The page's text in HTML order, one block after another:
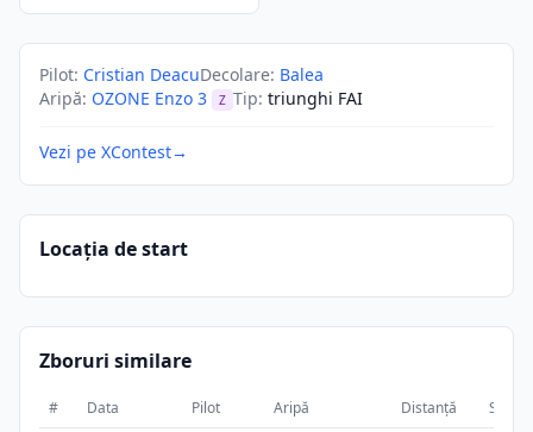
Pilot: Cristian DeacuDecolare: Balea
Aripă: OZONE Enzo 3 Z Tip: triunghi FAI
Vezi pe XContest→
Locația de start
Zboruri similare
# Data Pilot Aripă Distanță Scor